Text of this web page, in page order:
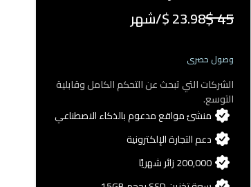
45 $
23.98 $ /شهر
وصول حصري
الشركات التي تبحث عن التحكم الكامل وقابلية
التوسع.
منشئ مواقع مدعوم بالذكاء الاصطناعي
دعم التجارة الإلكترونية
200,000 زائر شهريًا